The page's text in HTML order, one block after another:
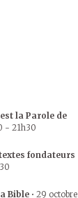
la Parole de
- 21h30
fondateurs
Bible • 29 octobre